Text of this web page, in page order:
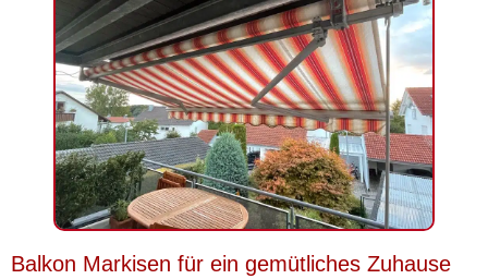
Balkon Markisen für ein gemütliches Zuhause